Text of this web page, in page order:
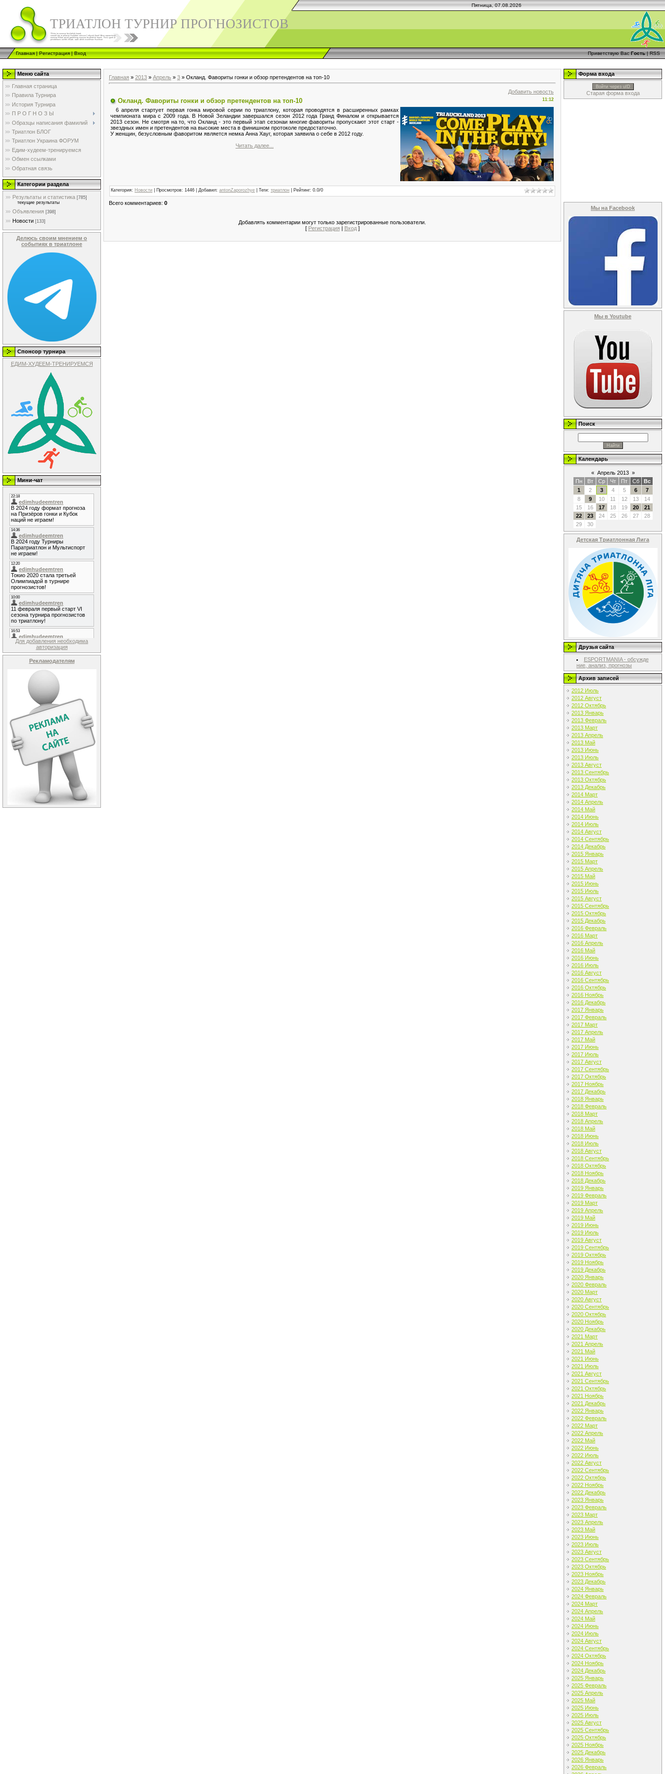
Пятница, 07.08.2026
ТРИАТЛОН ТУРНИР ПРОГНОЗИСТОВ
Главная|Регистрация|Вход Приветствую Вас Гость|RSS
Меню сайта
Главная страница
Правила Турнира
История Турнира
П Р О Г Н О З Ы
Образцы написания фамилий
Триатлон БЛОГ
Триатлон Украина ФОРУМ
Едим-худеем-тренируемся
Обмен ссылками
Обратная связь
Категории раздела
Результаты и статистика [785]
текущие результаты
Объявления [398]
Новости [133]
Делюсь своим мнением о
событиях в триатлоне
Спонсор турнира
ЕДИМ-ХУДЕЕМ-ТРЕНИРУЕМСЯ
Мини-чат
Для добавления необходима
авторизация
Рекламодателям
Главная » 2013 » Апрель » 3 » Окланд. Фавориты гонки и обзор претендентов на топ-10
Добавить новость
11:12
Окланд. Фавориты гонки и обзор претендентов на топ-10
6 апреля стартует первая гонка мировой серии по триатлону, которая проводятся в расширенных рамках
чемпионата мира с 2009 года. В Новой Зеландии завершался сезон 2012 года Гранд Финалом и открывается
2013 сезон. Не смотря на то, что Окланд - это первый этап сезонаи многие фавориты пропускают этот старт -
звездных имен и претендентов на высокие места в финишном протоколе предостаточно.
У женщин, безусловным фаворитом является немка Анна Хауг, которая заявила о себе в 2012 году.
Читать далее...
Категория: Новости Просмотров: 1446 | Добавил: antonZaporozhye Теги: триатлон Рейтинг: 0.0/0
Всего комментариев: 0
Добавлять комментарии могут только зарегистрированные пользователи.
[ Регистрация | Вход]
Форма входа
Войти через uID
Старая форма входа
Мы на Facebook
Мы в Youtube
Поиск
Календарь
« Апрель 2013 »
Пн
Вт Ср Чт Пт Сб
Вс
1
2 3 4 5 6
7
8
9 10 11 12 13
14
15
16 17 18 19 20
21
22
23 24 25 26 27
28
29
30
Детская Триатлонная Лига
Друзья сайта
ESPORTMANIA - обсужде
ние, анализ, прогнозы
Архив записей
2012 Июль
2012 Август
2012 Октябрь
2013 Январь
2013 Февраль
2013 Март
2013 Апрель
2013 Май
2013 Июнь
2013 Июль
2013 Август
2013 Сентябрь
2013 Октябрь
2013 Декабрь
2014 Март
2014 Апрель
2014 Май
2014 Июнь
2014 Июль
2014 Август
2014 Сентябрь
2014 Декабрь
2015 Январь
2015 Март
2015 Апрель
2015 Май
2015 Июнь
2015 Июль
2015 Август
2015 Сентябрь
2015 Октябрь
2015 Декабрь
2016 Февраль
2016 Март
2016 Апрель
2016 Май
2016 Июнь
2016 Июль
2016 Август
2016 Сентябрь
2016 Октябрь
2016 Ноябрь
2016 Декабрь
2017 Январь
2017 Февраль
2017 Март
2017 Апрель
2017 Май
2017 Июнь
2017 Июль
2017 Август
2017 Сентябрь
2017 Октябрь
2017 Ноябрь
2017 Декабрь
2018 Январь
2018 Февраль
2018 Март
2018 Апрель
2018 Май
2018 Июнь
2018 Июль
2018 Август
2018 Сентябрь
2018 Октябрь
2018 Ноябрь
2018 Декабрь
2019 Январь
2019 Февраль
2019 Март
2019 Апрель
2019 Май
2019 Июнь
2019 Июль
2019 Август
2019 Сентябрь
2019 Октябрь
2019 Ноябрь
2019 Декабрь
2020 Январь
2020 Февраль
2020 Март
2020 Август
2020 Сентябрь
2020 Октябрь
2020 Ноябрь
2020 Декабрь
2021 Март
2021 Апрель
2021 Май
2021 Июнь
2021 Июль
2021 Август
2021 Сентябрь
2021 Октябрь
2021 Ноябрь
2021 Декабрь
2022 Январь
2022 Февраль
2022 Март
2022 Апрель
2022 Май
2022 Июнь
2022 Июль
2022 Август
2022 Сентябрь
2022 Октябрь
2022 Ноябрь
2022 Декабрь
2023 Январь
2023 Февраль
2023 Март
2023 Апрель
2023 Май
2023 Июнь
2023 Июль
2023 Август
2023 Сентябрь
2023 Октябрь
2023 Ноябрь
2023 Декабрь
2024 Январь
2024 Февраль
2024 Март
2024 Апрель
2024 Май
2024 Июнь
2024 Июль
2024 Август
2024 Сентябрь
2024 Октябрь
2024 Ноябрь
2024 Декабрь
2025 Январь
2025 Февраль
2025 Апрель
2025 Май
2025 Июнь
2025 Июль
2025 Август
2025 Сентябрь
2025 Октябрь
2025 Ноябрь
2025 Декабрь
2026 Январь
2026 Февраль